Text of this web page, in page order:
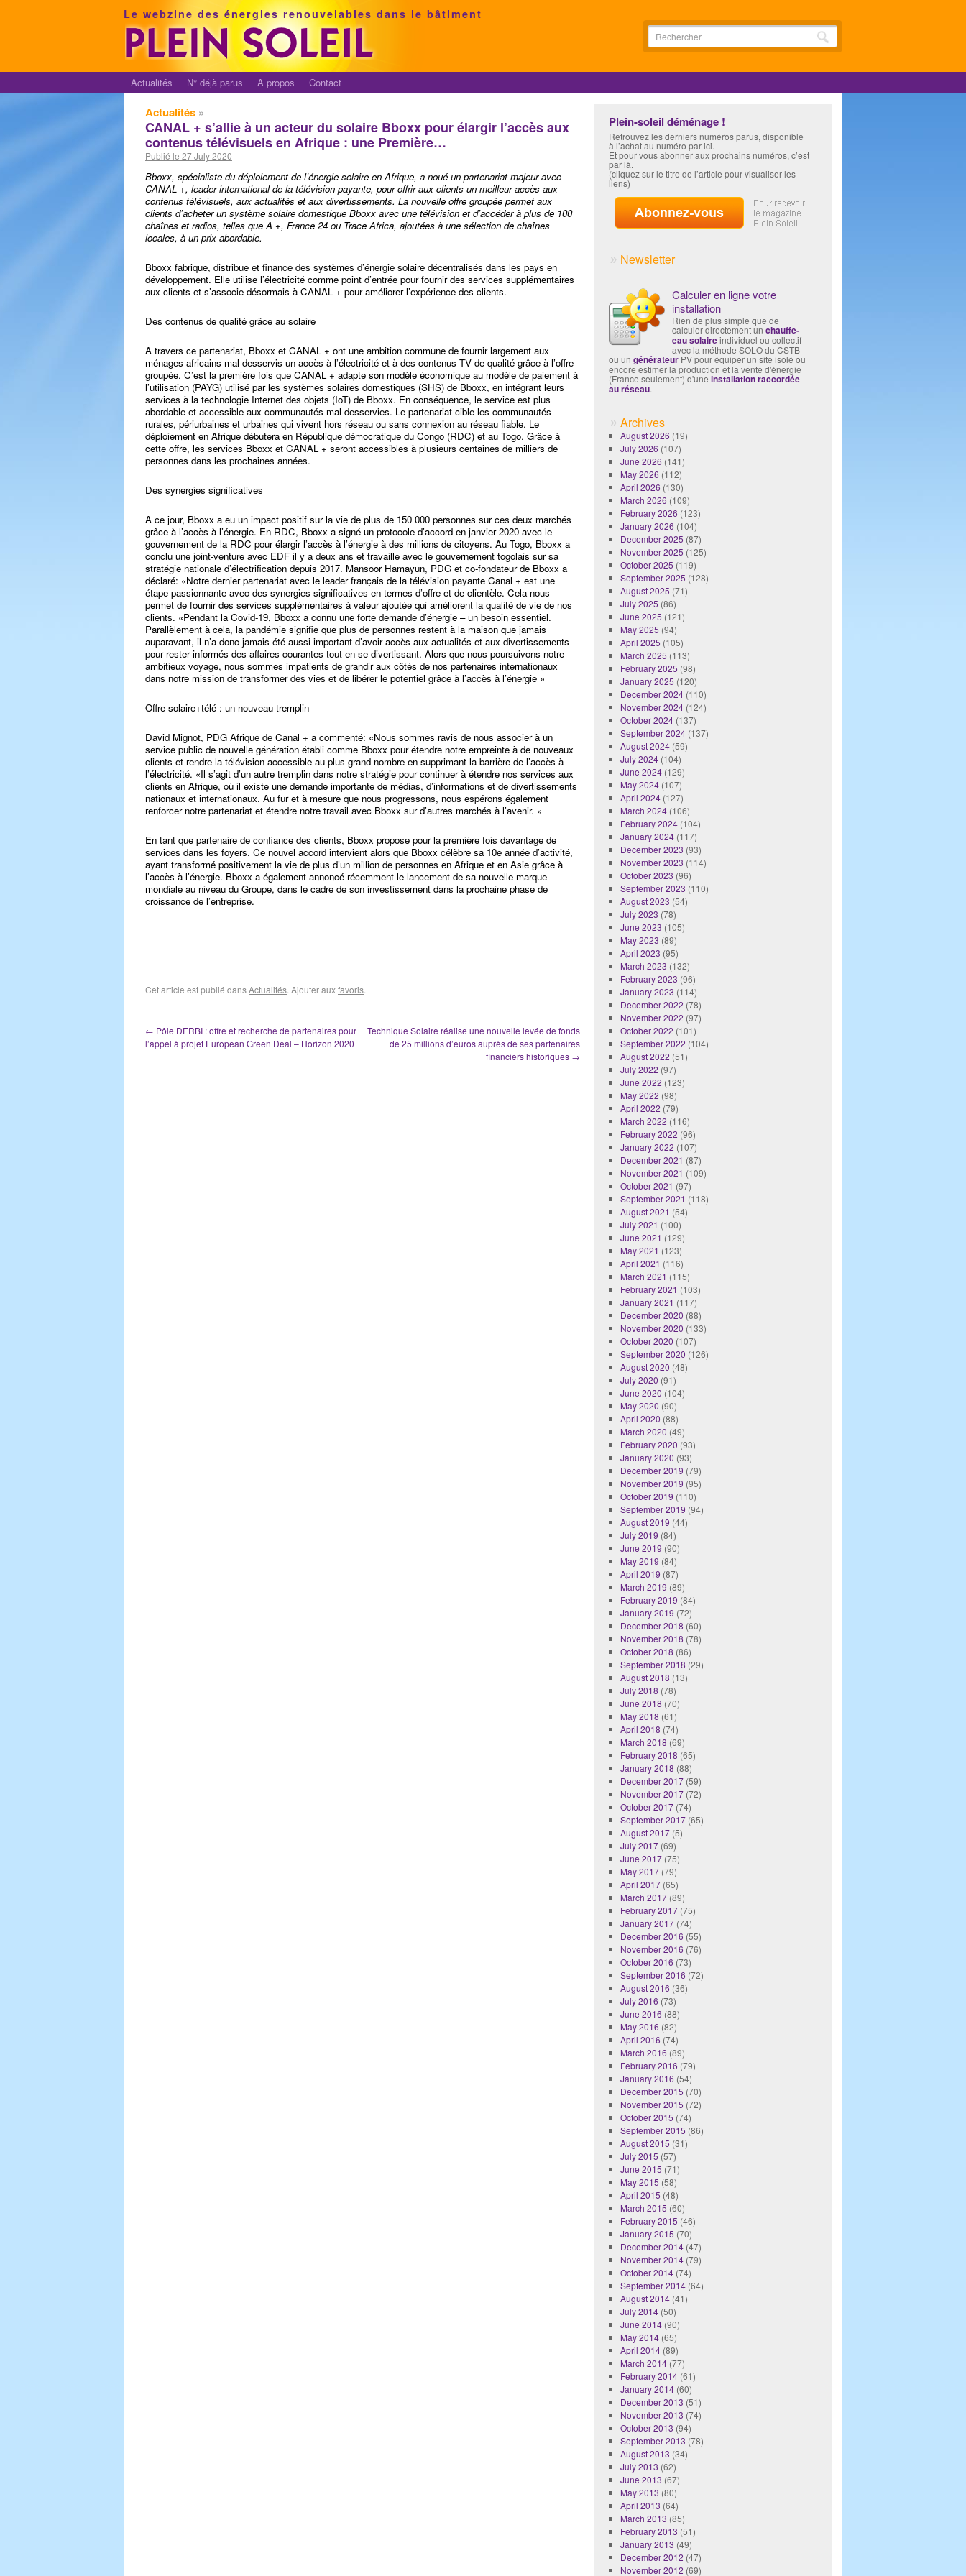
Le webzine des énergies renouvelables dans le bâtiment
Actualités N° déjà parus A propos Contact
Actualités »
CANAL + s’allie à un acteur du solaire Bboxx pour élargir l’accès aux
contenus télévisuels en Afrique : une Première…
Publié le 27 July 2020
Bboxx, spécialiste du déploiement de l’énergie solaire en Afrique, a noué un partenariat majeur avec
CANAL +, leader international de la télévision payante, pour offrir aux clients un meilleur accès aux
contenus télévisuels, aux actualités et aux divertissements. La nouvelle offre groupée permet aux
clients d’acheter un système solaire domestique Bboxx avec une télévision et d’accéder à plus de 100
chaînes et radios, telles que A +, France 24 ou Trace Africa, ajoutées à une sélection de chaînes
locales, à un prix abordable.
Bboxx fabrique, distribue et finance des systèmes d’énergie solaire décentralisés dans les pays en
développement. Elle utilise l’électricité comme point d’entrée pour fournir des services supplémentaires
aux clients et s’associe désormais à CANAL + pour améliorer l’expérience des clients.
Des contenus de qualité grâce au solaire
A travers ce partenariat, Bboxx et CANAL + ont une ambition commune de fournir largement aux
ménages africains mal desservis un accès à l’électricité et à des contenus TV de qualité grâce à l’offre
groupée. C’est la première fois que CANAL + adapte son modèle économique au modèle de paiement à
l’utilisation (PAYG) utilisé par les systèmes solaires domestiques (SHS) de Bboxx, en intégrant leurs
services à la technologie Internet des objets (IoT) de Bboxx. En conséquence, le service est plus
abordable et accessible aux communautés mal desservies. Le partenariat cible les communautés
rurales, périurbaines et urbaines qui vivent hors réseau ou sans connexion au réseau fiable. Le
déploiement en Afrique débutera en République démocratique du Congo (RDC) et au Togo. Grâce à
cette offre, les services Bboxx et CANAL + seront accessibles à plusieurs centaines de milliers de
personnes dans les prochaines années.
Des synergies significatives
À ce jour, Bboxx a eu un impact positif sur la vie de plus de 150 000 personnes sur ces deux marchés
grâce à l’accès à l’énergie. En RDC, Bboxx a signé un protocole d’accord en janvier 2020 avec le
gouvernement de la RDC pour élargir l’accès à l’énergie à des millions de citoyens. Au Togo, Bboxx a
conclu une joint-venture avec EDF il y a deux ans et travaille avec le gouvernement togolais sur sa
stratégie nationale d’électrification depuis 2017. Mansoor Hamayun, PDG et co-fondateur de Bboxx a
déclaré: «Notre dernier partenariat avec le leader français de la télévision payante Canal + est une
étape passionnante avec des synergies significatives en termes d’offre et de clientèle. Cela nous
permet de fournir des services supplémentaires à valeur ajoutée qui améliorent la qualité de vie de nos
clients. «Pendant la Covid-19, Bboxx a connu une forte demande d’énergie – un besoin essentiel.
Parallèlement à cela, la pandémie signifie que plus de personnes restent à la maison que jamais
auparavant, il n’a donc jamais été aussi important d’avoir accès aux actualités et aux divertissements
pour rester informés des affaires courantes tout en se divertissant. Alors que nous poursuivons notre
ambitieux voyage, nous sommes impatients de grandir aux côtés de nos partenaires internationaux
dans notre mission de transformer des vies et de libérer le potentiel grâce à l’accès à l’énergie »
Offre solaire+télé : un nouveau tremplin
David Mignot, PDG Afrique de Canal + a commenté: «Nous sommes ravis de nous associer à un
service public de nouvelle génération établi comme Bboxx pour étendre notre empreinte à de nouveaux
clients et rendre la télévision accessible au plus grand nombre en supprimant la barrière de l’accès à
l’électricité. «Il s’agit d’un autre tremplin dans notre stratégie pour continuer à étendre nos services aux
clients en Afrique, où il existe une demande importante de médias, d’informations et de divertissements
nationaux et internationaux. Au fur et à mesure que nous progressons, nous espérons également
renforcer notre partenariat et étendre notre travail avec Bboxx sur d’autres marchés à l’avenir. »
En tant que partenaire de confiance des clients, Bboxx propose pour la première fois davantage de
services dans les foyers. Ce nouvel accord intervient alors que Bboxx célèbre sa 10e année d’activité,
ayant transformé positivement la vie de plus d’un million de personnes en Afrique et en Asie grâce à
l’accès à l’énergie. Bboxx a également annoncé récemment le lancement de sa nouvelle marque
mondiale au niveau du Groupe, dans le cadre de son investissement dans la prochaine phase de
croissance de l’entreprise.
Cet article est publié dansActualités. Ajouter auxfavoris.
← Pôle DERBI : offre et recherche de partenaires pour
l’appel à projet European Green Deal – Horizon 2020
Technique Solaire réalise une nouvelle levée de fonds
de 25 millions d’euros auprès de ses partenaires
financiers historiques →
Plein-soleil déménage !
Retrouvez les derniers numéros parus, disponible
à l’achat au numéro par ici.
Et pour vous abonner aux prochains numéros, c’est
par là.
(cliquez sur le titre de l’article pour visualiser les
liens)
Newsletter
Calculer en ligne votre
installation
Rien de plus simple que de
calculer directement un chauffe-
eau solaireindividuel ou collectif
avec la méthode SOLO du CSTB
ou un générateur PV pour équiper un site isolé ou
encore estimer la production et la vente d'énergie
(France seulement) d'une installation raccordée
au réseau.
Archives
August 2026 (19)
July 2026 (107)
June 2026 (141)
May 2026 (112)
April 2026 (130)
March 2026 (109)
February 2026 (123)
January 2026 (104)
December 2025 (87)
November 2025 (125)
October 2025 (119)
September 2025 (128)
August 2025 (71)
July 2025 (86)
June 2025 (121)
May 2025 (94)
April 2025 (105)
March 2025 (113)
February 2025 (98)
January 2025 (120)
December 2024(110)
November 2024(124)
October 2024(137)
September 2024(137)
August 2024(59)
July 2024(104)
June 2024(129)
May 2024(107)
April 2024(127)
March 2024(106)
February 2024(104)
January 2024(117)
December 2023 (93)
November 2023 (114)
October 2023 (96)
September 2023 (110)
August 2023 (54)
July 2023 (78)
June 2023 (105)
May 2023 (89)
April 2023 (95)
March 2023 (132)
February 2023 (96)
January 2023 (114)
December 2022 (78)
November 2022 (97)
October 2022 (101)
September 2022 (104)
August 2022 (51)
July 2022 (97)
June 2022 (123)
May 2022 (98)
April 2022 (79)
March 2022 (116)
February 2022 (96)
January 2022 (107)
December 2021 (87)
November 2021 (109)
October 2021 (97)
September 2021 (118)
August 2021 (54)
July 2021 (100)
June 2021 (129)
May 2021 (123)
April 2021 (116)
March 2021 (115)
February 2021 (103)
January 2021 (117)
December 2020 (88)
November 2020 (133)
October 2020 (107)
September 2020 (126)
August 2020 (48)
July 2020 (91)
June 2020 (104)
May 2020 (90)
April 2020 (88)
March 2020 (49)
February 2020 (93)
January 2020 (93)
December 2019 (79)
November 2019 (95)
October 2019 (110)
September 2019 (94)
August 2019 (44)
July 2019 (84)
June 2019 (90)
May 2019 (84)
April 2019 (87)
March 2019 (89)
February 2019 (84)
January 2019 (72)
December 2018 (60)
November 2018 (78)
October 2018 (86)
September 2018 (29)
August 2018 (13)
July 2018 (78)
June 2018 (70)
May 2018 (61)
April 2018 (74)
March 2018 (69)
February 2018 (65)
January 2018 (88)
December 2017(59)
November 2017(72)
October 2017(74)
September 2017(65)
August 2017(5)
July 2017(69)
June 2017(75)
May 2017(79)
April 2017(65)
March 2017(89)
February 2017(75)
January 2017(74)
December 2016 (55)
November 2016 (76)
October 2016 (73)
September 2016 (72)
August 2016 (36)
July 2016 (73)
June 2016 (88)
May 2016 (82)
April 2016 (74)
March 2016 (89)
February 2016 (79)
January 2016 (54)
December 2015 (70)
November 2015 (72)
October 2015 (74)
September 2015 (86)
August 2015 (31)
July 2015 (57)
June 2015 (71)
May 2015 (58)
April 2015 (48)
March 2015 (60)
February 2015 (46)
January 2015 (70)
December 2014(47)
November 2014(79)
October 2014(74)
September 2014(64)
August 2014(41)
July 2014(50)
June 2014(90)
May 2014(65)
April 2014(89)
March 2014(77)
February 2014(61)
January 2014(60)
December 2013 (51)
November 2013 (74)
October 2013 (94)
September 2013 (78)
August 2013 (34)
July 2013 (62)
June 2013 (67)
May 2013 (80)
April 2013 (64)
March 2013 (85)
February 2013 (51)
January 2013 (49)
December 2012 (47)
November 2012 (69)